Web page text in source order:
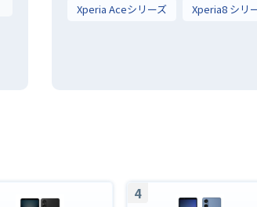
Xperia Aceシリーズ
Xperia8 シリ
4